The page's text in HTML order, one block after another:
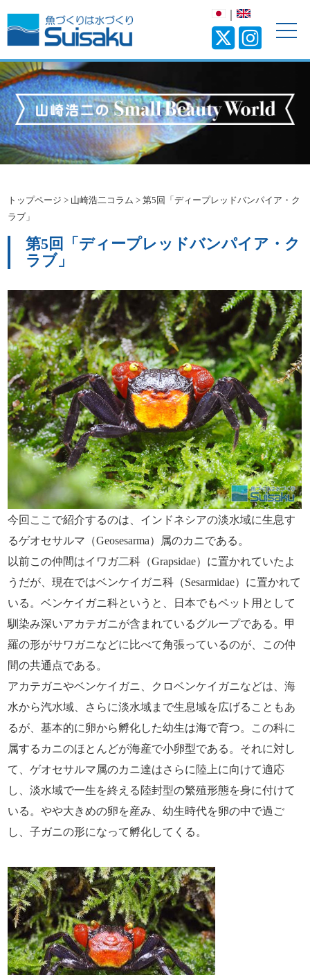
トップページ > 山崎浩二コラム >第5回「ディープレッドバンパイア・ク
ラブ」
第5回「ディープレッドバンパイア・ク
ラブ」
今回ここで紹介するのは、インドネシアの淡水域に生息す
るゲオセサルマ（Geosesarma）属のカニである。
以前この仲間はイワガ二科（Grapsidae）に置かれていたよ
うだが、現在ではベンケイガニ科（Sesarmidae）に置かれて
いる。ベンケイガニ科というと、日本でもペット用として
馴染み深いアカテガニが含まれているグループである。甲
羅の形がサワガニなどに比べて角張っているのが、この仲
間の共通点である。
アカテガニやベンケイガニ、クロベンケイガニなどは、海
水から汽水域、さらに淡水域まで生息域を広げることもあ
るが、基本的に卵から孵化した幼生は海で育つ。この科に
属するカニのほとんどが海産で小卵型である。それに対し
て、ゲオセサルマ属のカニ達はさらに陸上に向けて適応
し、淡水域で一生を終える陸封型の繁殖形態を身に付けて
いる。やや大きめの卵を産み、幼生時代を卵の中で過ご
し、子ガニの形になって孵化してくる。